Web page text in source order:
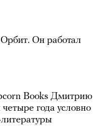
Он работал
Books Дмитрию
года условно